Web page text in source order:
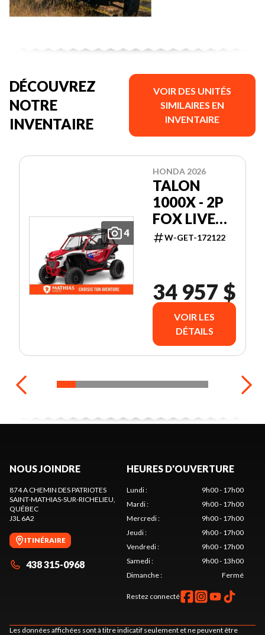
DÉCOUVREZ
NOTRE
INVENTAIRE
VOIR DES UNITÉS
SIMILAIRES EN
INVENTAIRE
4
HONDA 2026
TALON
1000X - 2P
FOX LIVE
VALVE
W-GET-172122
34 957 $
VOIR LES
DÉTAILS
NOUS JOINDRE
874 A CHEMIN DES PATRIOTES
SAINT-MATHIAS-SUR-RICHELIEU,
QUÉBEC
J3L 6A2
ITINÉRAIRE
438 315-0968
HEURES D'OUVERTURE
Lundi:
9h00 - 17h00
Mardi:
9h00 - 17h00
Mercredi:
9h00 - 17h00
Jeudi:
9h00 - 17h00
Vendredi:
9h00 - 17h00
Samedi:
9h00 - 13h00
Dimanche: Fermé
Restez connecté
Les données affichées sont à titre indicatif seulement et ne peuvent être